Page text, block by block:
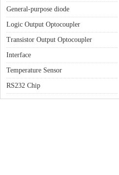
General-purpose diode
Logic Output Optocoupler
Transistor Output Optocoupler
Interface
Temperature Sensor
RS232 Chip